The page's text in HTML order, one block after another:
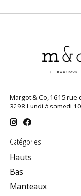
Margot & Co, 1615 rue
3298 Lundi à samedi
Catégories
Hauts
Bas
Manteaux